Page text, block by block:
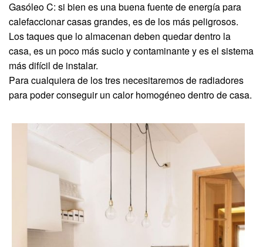
Gasóleo C: si bien es una buena fuente de energía para
calefaccionar casas grandes, es de los más peligrosos.
Los taques que lo almacenan deben quedar dentro la
casa, es un poco más sucio y contaminante y es el sistema
más difícil de instalar.
Para cualquiera de los tres necesitaremos de radiadores
para poder conseguir un calor homogéneo dentro de casa.